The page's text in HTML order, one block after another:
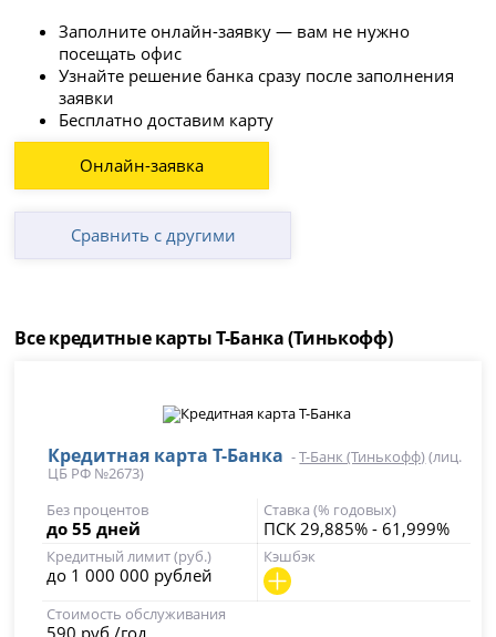
Заполните онлайн-заявку — вам не нужно
посещать офис
Узнайте решение банка сразу после заполнения
заявки
Бесплатно доставим карту
Онлайн-заявка
Сравнить с другими
Все кредитные карты Т-Банка (Тинькофф)
Кредитная карта Т-Банка -Т-Банк (Тинькофф)(лиц.
ЦБ РФ №2673)
Без процентов
до 55 дней
Ставка (% годовых)
ПСК 29,885% - 61,999%
Кредитный лимит (руб.)
до 1 000 000 рублей
Кэшбэк
Стоимость обслуживания
590 руб./год